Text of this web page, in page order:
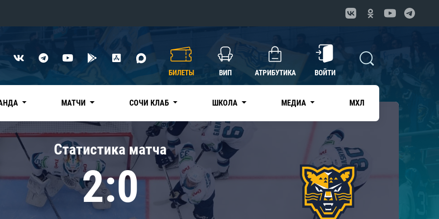
Нефтехимик
Дивизион Чернышева
Авангард
Адмирал
КХЛ
БИЛЕТЫ ВИП АТРИБУТИКА ВОЙТИ
МАТЧИ СОЧИ КЛАБ ШКОЛА МЕДИА МХЛ
Статистика матча
2:0